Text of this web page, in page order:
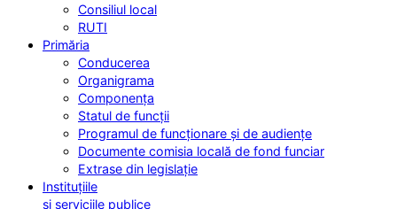
Consiliul local
RUTI
Primăria
Conducerea
Organigrama
Componența
Statul de funcții
Programul de funcționare și de audiențe
Documente comisia locală de fond funciar
Extrase din legislație
Instituțiile
și serviciile publice